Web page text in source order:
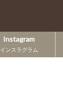
Instagram
インスラグラム